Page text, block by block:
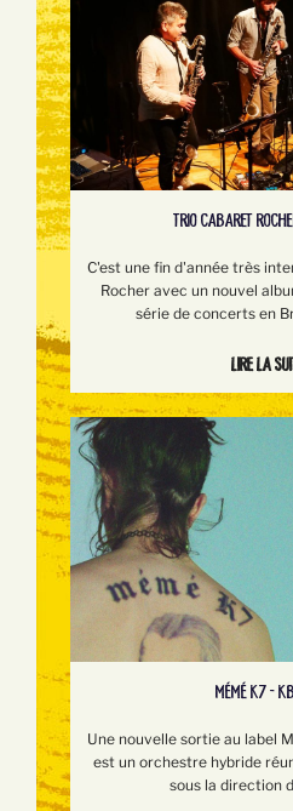
TRIO CABARET
C'est une fin d'année très
Rocher avec un nouvel
série de concerts en
Lire la
MÉMÉ K7 -
Une nouvelle sortie au label
est un orchestre hybride
sous la direction